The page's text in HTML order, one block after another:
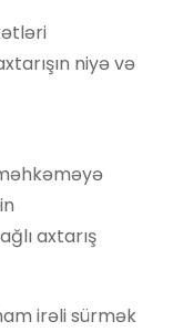
niyə və
axtarış
irəli sürmək